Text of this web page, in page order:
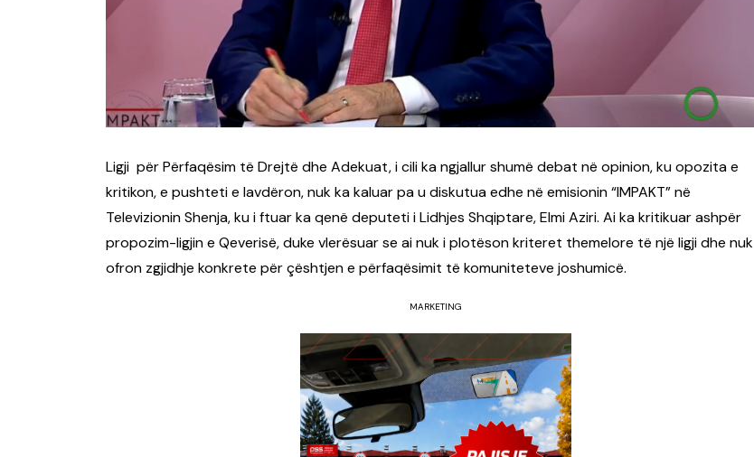
Ligji për Përfaqësim të Drejtë dhe Adekuat, i cili ka ngjallur shumë debat në opinion, ku opozita e
kritikon, e pushteti e lavdëron, nuk ka kaluar pa u diskutua edhe në emisionin “IMPAKT” në
Televizionin Shenja, ku i ftuar ka qenë deputeti i Lidhjes Shqiptare, Elmi Aziri. Ai ka kritikuar ashpër
propozim-ligjin e Qeverisë, duke vlerësuar se ai nuk i plotëson kriteret themelore të një ligji dhe nuk
ofron zgjidhje konkrete për çështjen e përfaqësimit të komuniteteve joshumicë.
MARKETING